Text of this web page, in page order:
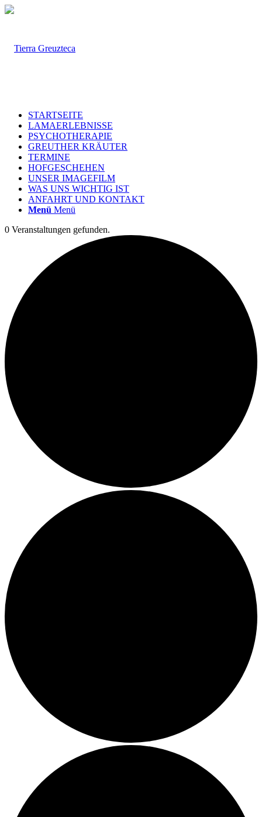
STARTSEITE
LAMAERLEBNISSE
PSYCHOTHERAPIE
GREUTHER KRÄUTER
TERMINE
HOFGESCHEHEN
UNSER IMAGEFILM
WAS UNS WICHTIG IST
ANFAHRT UND KONTAKT
Menü Menü
0 Veranstaltungen gefunden.